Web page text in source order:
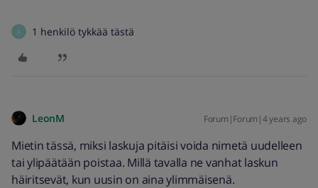
A 1 henkilö tykkää tästä
LeonM Forum|Forum|4 years ago
Mietin tässä, miksi laskuja pitäisi voida nimetä uudelleen
tai ylipäätään poistaa. Millä tavalla ne vanhat laskun
häiritsevät, kun uusin on aina ylimmäisenä.